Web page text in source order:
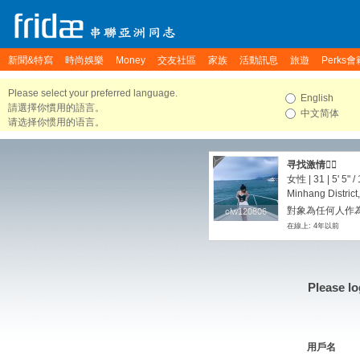
新聞&特寫 時尚娛樂 Money 交友社區 家族 活動訊息 旅遊 Perks會
Please select your preferred language.
請選擇你慣用的語言。
请选择你惯用的语言。
English
中文简体
clw120806
clw120806
寻找激情❤️‍🔥
女性 | 31 | 5' 5" /
Minhang
對象為任何人作
在線上: 4年以前
Please
用戶名